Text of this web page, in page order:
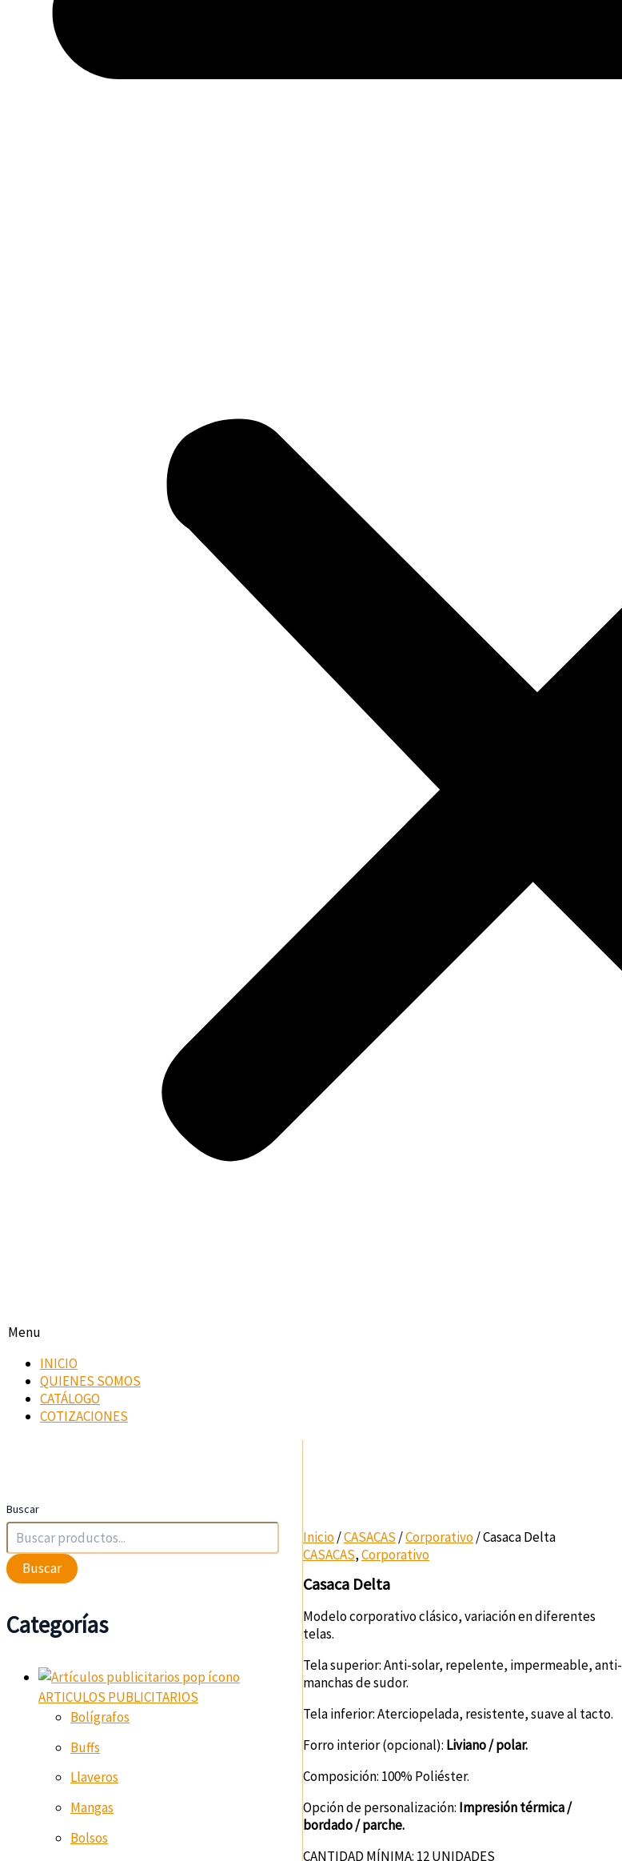
Menu
INICIO
QUIENES SOMOS
CATÁLOGO
COTIZACIONES
Buscar
Buscar
Categorías
ARTICULOS PUBLICITARIOS
Bolígrafos
Buffs
Llaveros
Mangas
Bolsos
Inicio/CASACAS /Corporativo/ Casaca Delta
CASACAS,Corporativo
Casaca Delta
Modelo corporativo clásico, variación en diferentes
telas.
Tela superior: Anti-solar, repelente, impermeable, anti-
manchas de sudor.
Tela inferior: Aterciopelada, resistente, suave al tacto.
Forro interior (opcional): Liviano / polar.
Composición: 100% Poliéster.
Opción de personalización: Impresión térmica /
bordado / parche.
CANTIDAD MÍNIMA: 12 UNIDADES